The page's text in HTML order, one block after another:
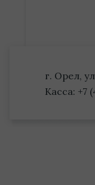
г. Орел,
Касса: +7